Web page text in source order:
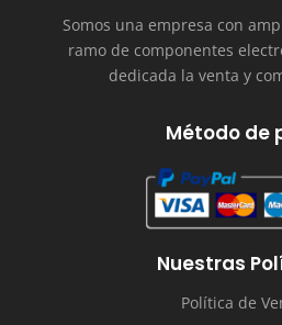
Somos una empresa con
ramo de componentes
dedicada la venta y
Método de
Nuestras
Política de